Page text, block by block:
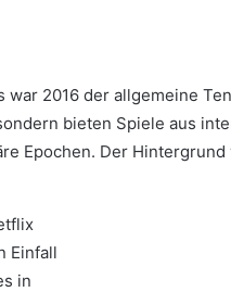
2016 der allgemeine
bieten Spiele aus
Epochen. Der
Einfall
in